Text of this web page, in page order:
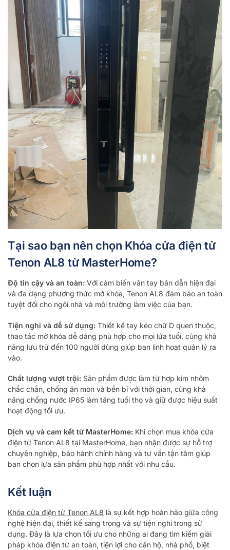
Tại sao bạn nên chọn Khóa cửa điện tử
Tenon AL8 từ MasterHome?
Độ tin cậy và an toàn: Với cảm biến vân tay bán dẫn hiện đại
và đa dạng phương thức mở khóa, Tenon AL8 đảm bảo an toàn
tuyệt đối cho ngôi nhà và môi trường làm việc của bạn.
Tiện nghi và dễ sử dụng: Thiết kế tay kéo chữ D quen thuộc,
thao tác mở khóa dễ dàng phù hợp cho mọi lứa tuổi, cùng khả
năng lưu trữ đến 100 người dùng giúp bạn linh hoạt quản lý ra
vào.
Chất lượng vượt trội: Sản phẩm được làm từ hợp kim nhôm
chắc chắn, chống ăn mòn và bền bỉ với thời gian, cùng khả
năng chống nước IP65 làm tăng tuổi thọ và giữ được hiệu suất
hoạt động tối ưu.
Dịch vụ và cam kết từ MasterHome: Khi chọn mua khóa cửa
điện tử Tenon AL8 tại MasterHome, bạn nhận được sự hỗ trợ
chuyên nghiệp, bảo hành chính hãng và tư vấn tận tâm giúp
bạn chọn lựa sản phẩm phù hợp nhất với nhu cầu.
Kết luận
Khóa cửa điện tử Tenon AL8 là sự kết hợp hoàn hảo giữa công
nghệ hiện đại, thiết kế sang trọng và sự tiện nghi trong sử
dụng. Đây là lựa chọn tối ưu cho những ai đang tìm kiếm giải
pháp khóa điện tử an toàn, tiện lợi cho căn hộ, nhà phố, biệt